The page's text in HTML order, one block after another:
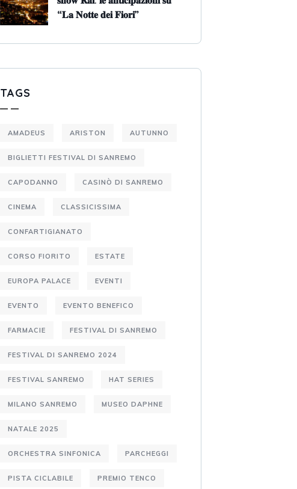
“𝐋𝐚 𝐍𝐨𝐭𝐭𝐞 𝐝𝐞𝐢 𝐅𝐢𝐨𝐫𝐢”
TAGS
AMADEUS ARISTON AUTUNNO
BIGLIETTI FESTIVAL DI SANREMO
CAPODANNO CASINÒ DI SANREMO
CINEMA CLASSICISSIMA
CONFARTIGIANATO
CORSO FIORITO ESTATE
EUROPA PALACE EVENTI
EVENTO EVENTO BENEFICO
FARMACIE FESTIVAL DI SANREMO
FESTIVAL DI SANREMO 2024
FESTIVAL SANREMO HAT SERIES
MILANO SANREMO MUSEO DAPHNE
NATALE 2025
ORCHESTRA SINFONICA PARCHEGGI
PISTA CICLABILE PREMIO TENCO